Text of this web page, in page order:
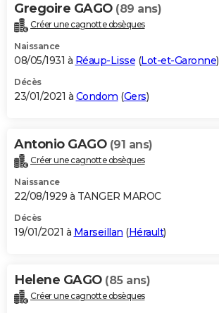
Gregoire GAGO (89 ans)
Créer une cagnotte obsèques
Naissance
08/05/1931 à Réaup-Lisse (Lot-et-Garonne)
Décès
23/01/2021 à Condom (Gers)
Antonio GAGO (91 ans)
Créer une cagnotte obsèques
Naissance
22/08/1929 à TANGER MAROC
Décès
19/01/2021 à Marseillan (Hérault)
Helene GAGO (85 ans)
Créer une cagnotte obsèques